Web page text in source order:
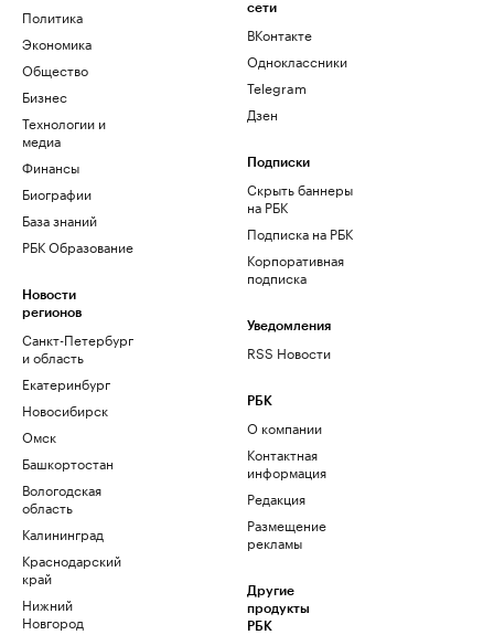
Политика
Экономика
Общество
Бизнес
Технологии и
медиа
Финансы
Биографии
База знаний
РБК Образование
Новости
регионов
Санкт-Петербург
и область
Екатеринбург
Новосибирск
Омск
Башкортостан
Вологодская
область
Калининград
Краснодарский
край
Нижний
Новгород
сети
ВКонтакте
Одноклассники
Telegram
Дзен
Подписки
Скрыть баннеры
на РБК
Подписка на РБК
Корпоративная
подписка
Уведомления
RSS Новости
РБК
О компании
Контактная
информация
Редакция
Размещение
рекламы
Другие
продукты
РБК